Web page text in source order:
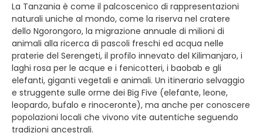
La Tanzania è come il palcoscenico di rappresentazioni
naturali uniche al mondo, come la riserva nel cratere
dello Ngorongoro, la migrazione annuale di milioni di
animali alla ricerca di pascoli freschi ed acqua nelle
praterie del Serengeti, il profilo innevato del Kilimanjaro, i
laghi rosa per le acque e i fenicotteri, i baobab e gli
elefanti, giganti vegetali e animali. Un itinerario selvaggio
e struggente sulle orme dei Big Five (elefante, leone,
leopardo, bufalo e rinoceronte), ma anche per conoscere
popolazioni locali che vivono vite autentiche seguendo
tradizioni ancestrali.